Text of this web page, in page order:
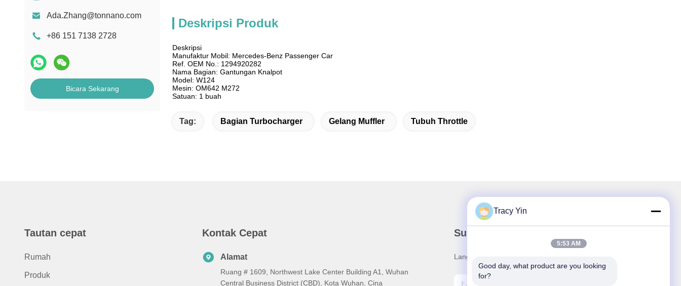
Ada.Zhang@tonnano.com
+86 151 7138 2728
Bicara Sekarang
Deskripsi Produk
Deskripsi
Manufaktur Mobil: Mercedes-Benz Passenger Car
Ref. OEM No.: 1294920282
Nama Bagian: Gantungan Knalpot
Model: W124
Mesin: OM642 M272
Satuan: 1 buah
Tag: Bagian Turbocharger Gelang Muffler Tubuh Throttle
Tautan cepat
Rumah
Produk
Kontak Cepat
Alamat
Ruang # 1609, Northwest Lake Center Building A1, Wuhan
Central Business District (CBD), Kota Wuhan, Cina
Surat Kabar Kami
Langganan buletin kami untuk diskon dan banyak lagi.
Tracy Yin
5:53 AM
Good day, what product are you looking
for?